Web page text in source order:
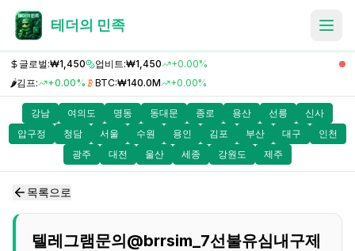
테더의 민족
글로벌:₩1,450 업비트:₩1,450
+0.00%
🌶️김프: +0.00% BTC:₩140.0M +0.00%
강남 여의도 명동 동대문 종로 용산 선릉
신사
압구정
청담 서울 수원 용인 김포 부산 대구
인천
광주
대전 울산 세종 강원도 제주
목록으로
텔레그램문의@brrsim_7선불유심내구제